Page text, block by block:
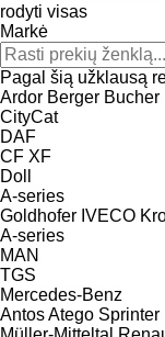
rodyti visas
Markė
Pagal šią užklausą
Ardor Berger Bucher
CityCat
DAF
CF XF
Doll
A-series
Goldhofer IVECO
A-series
MAN
TGS
Mercedes-Benz
AntosAtego Sprinter